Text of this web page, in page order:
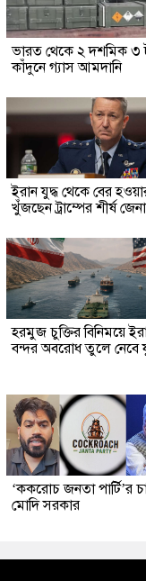
ভারত থেকে ২ দশমিক ৩
কাঁদুনে গ্যাস আমদানি
ইরান যুদ্ধ থেকে বের
খুঁজছেন ট্রাম্পের শীর্ষ
হরমুজ চুক্তির বিনিময়ে
বন্দর অবরোধ তুলে নেবে
‘ককরোচ জনতা পার্টি’র
মোদি সরকার